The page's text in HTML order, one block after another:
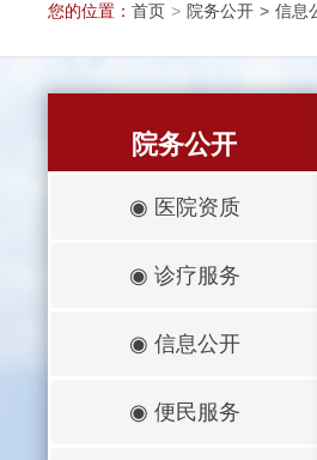
您的位置： 首页 > 院务公开 > 信息
院务公开
◉ 医院资质
◉ 诊疗服务
◉ 信息公开
◉ 便民服务